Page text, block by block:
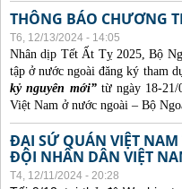
THÔNG BÁO CHƯƠNG
T6, 12/13/2024 - 14:05
Nhân dịp Tết Ất Tỵ 2025, Bộ
tập ở nước ngoài đăng ký tham
kỷ nguyên mới”từ ngày 18-21/
Việt Nam ở nước ngoài – Bộ
ĐẠI SỨ QUÁN VIỆT
ĐỘI NHÂN DÂN VIỆT
T4, 12/11/2024 - 20:28